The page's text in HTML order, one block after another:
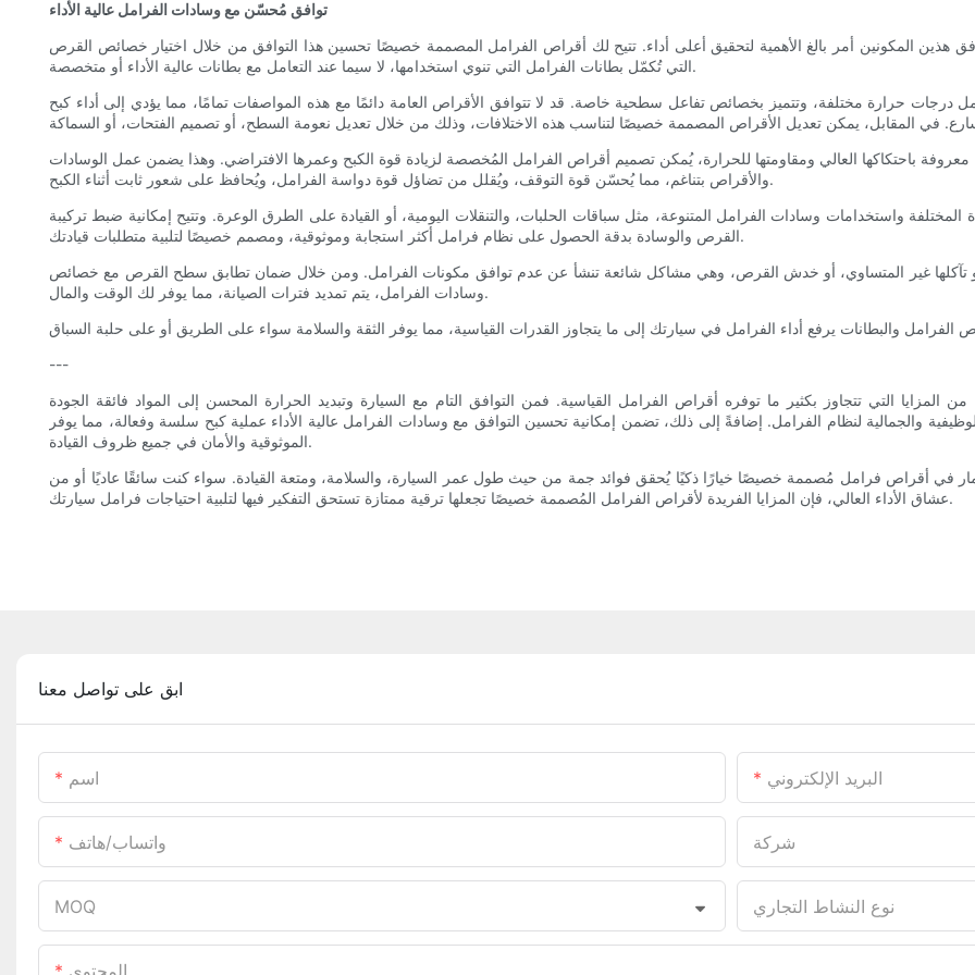
توافق مُحسّن مع وسادات الفرامل عالية الأداء
هذين المكونين أمر بالغ الأهمية لتحقيق أعلى أداء. تتيح لك أقراص الفرامل المصممة خصيصًا تحسين هذا التوافق من خلال اختيار خصائص القرص
التي تُكمّل بطانات الفرامل التي تنوي استخدامها، لا سيما عند التعامل مع بطانات عالية الأداء أو متخصصة.
درجات حرارة مختلفة، وتتميز بخصائص تفاعل سطحية خاصة. قد لا تتوافق الأقراص العامة دائمًا مع هذه المواصفات تمامًا، مما يؤدي إلى أداء كبح
باحتكاكها العالي ومقاومتها للحرارة، يُمكن تصميم أقراص الفرامل المُخصصة لزيادة قوة الكبح وعمرها الافتراضي. وهذا يضمن عمل الوسادات
والأقراص بتناغم، مما يُحسّن قوة التوقف، ويُقلل من تضاؤل ​​قوة دواسة الفرامل، ويُحافظ على شعور ثابت أثناء الكبح.
واستخدامات وسادات الفرامل المتنوعة، مثل سباقات الحلبات، والتنقلات اليومية، أو القيادة على الطرق الوعرة. وتتيح إمكانية ضبط تركيبة
القرص والوسادة بدقة الحصول على نظام فرامل أكثر استجابة وموثوقية، ومصمم خصيصًا لتلبية متطلبات قيادتك.
أو تآكلها غير المتساوي، أو خدش القرص، وهي مشاكل شائعة تنشأ عن عدم توافق مكونات الفرامل. ومن خلال ضمان تطابق سطح القرص مع خصائص
وسادات الفرامل، يتم تمديد فترات الصيانة، مما يوفر لك الوقت والمال.
---
التي تتجاوز بكثير ما توفره أقراص الفرامل القياسية. فمن التوافق التام مع السيارة وتبديد الحرارة المحسن إلى المواد فائقة الجودة
والجمالية لنظام الفرامل. إضافةً إلى ذلك، تضمن إمكانية تحسين التوافق مع وسادات الفرامل عالية الأداء عملية كبح سلسة وفعالة، مما يوفر
الموثوقية والأمان في جميع ظروف القيادة.
في أقراص فرامل مُصممة خصيصًا خيارًا ذكيًا يُحقق فوائد جمة من حيث طول عمر السيارة، والسلامة، ومتعة القيادة. سواء كنت سائقًا عاديًا أو من
عشاق الأداء العالي، فإن المزايا الفريدة لأقراص الفرامل المُصممة خصيصًا تجعلها ترقية ممتازة تستحق التفكير فيها لتلبية احتياجات فرامل سيارتك.
ابق على تواصل معنا
اسم البريد الإلكتروني
واتساب/هاتف شركة
MOQ نوع النشاط التجاري
المحتوى